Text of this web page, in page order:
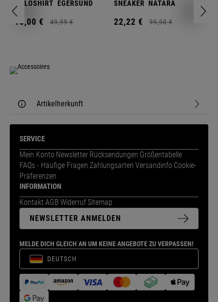
POLOSHIRT EGERSUND
15,00 € 49,99 €
SNEAKER NATARA
22,22 € 99,90 €
Artikelherkunft
SERVICE
Mein Konto Newsletter Rücksendungen Größentabelle
FAQs - Häufige Fragen Zahlungsarten Versandinfo Cookie-
Präferenzen
INFORMATION
Kontakt AGB Widerruf Sitemap
NEWSLETTER ANMELDEN
MELDE DICH GLEICH AN UM KEINE ANGEBOTE ZU VERPASSEN!
DEUTSCH